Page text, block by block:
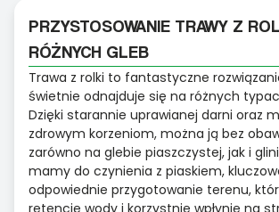
PRZYSTOSOWANIE TRAWY Z
RÓŻNYCH GLEB
Trawa z rolki to fantastyczne
świetnie odnajduje się na różnych
Dzięki starannie uprawianej darni oraz
zdrowym korzeniom, można ją bez
zarówno na glebie piaszczystej, jak i
mamy do czynienia z piaskiem,
odpowiednie przygotowanie terenu,